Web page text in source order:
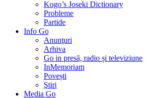
Kogo’s Joseki Dictionary
Probleme
Partide
Info Go
Anunţuri
Arhiva
Go in presă, radio și televiziune
InMemoriam
Povești
Ştiri
Media Go